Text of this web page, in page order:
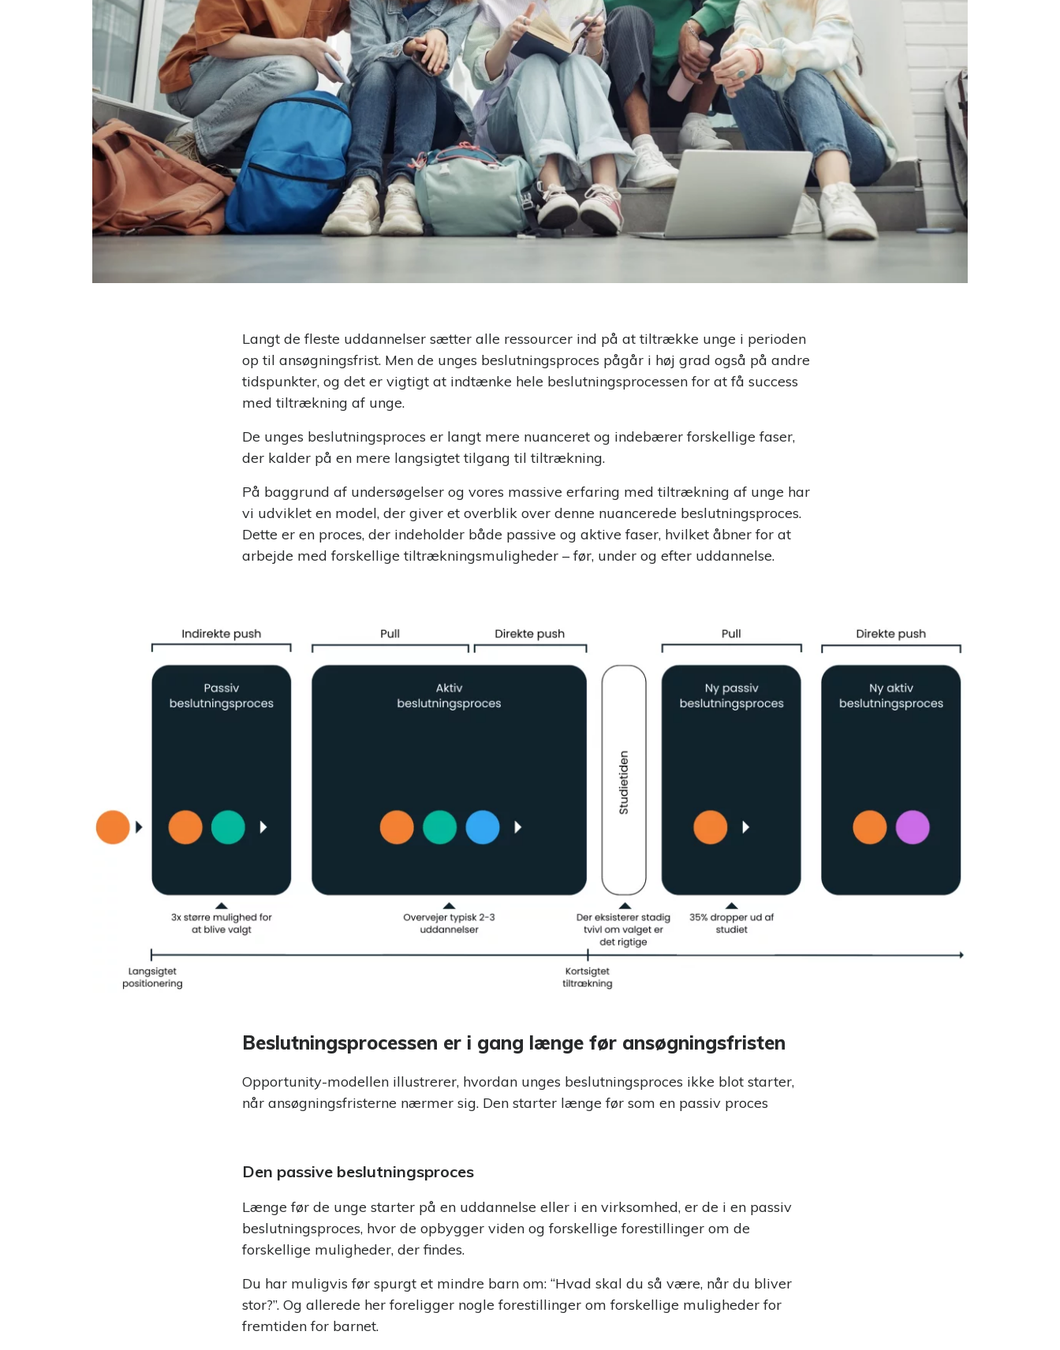
Langt de fleste uddannelser sætter alle ressourcer ind på at tiltrække unge i perioden
op til ansøgningsfrist. Men de unges beslutningsproces pågår i høj grad også på andre
tidspunkter, og det er vigtigt at indtænke hele beslutningsprocessen for at få success
med tiltrækning af unge.
De unges beslutningsproces er langt mere nuanceret og indebærer forskellige faser,
der kalder på en mere langsigtet tilgang til tiltrækning.
På baggrund af undersøgelser og vores massive erfaring med tiltrækning af unge har
vi udviklet en model, der giver et overblik over denne nuancerede beslutningsproces.
Dette er en proces, der indeholder både passive og aktive faser, hvilket åbner for at
arbejde med forskellige tiltrækningsmuligheder – før, under og efter uddannelse.
Beslutningsprocessen er i gang længe før ansøgningsfristen
Opportunity-modellen illustrerer, hvordan unges beslutningsproces ikke blot starter,
når ansøgningsfristerne nærmer sig. Den starter længe før som en passiv proces
Den passive beslutningsproces
Længe før de unge starter på en uddannelse eller i en virksomhed, er de i en passiv
beslutningsproces, hvor de opbygger viden og forskellige forestillinger om de
forskellige muligheder, der findes.
Du har muligvis før spurgt et mindre barn om: “Hvad skal du så være, når du bliver
stor?”. Og allerede her foreligger nogle forestillinger om forskellige muligheder for
fremtiden for barnet.